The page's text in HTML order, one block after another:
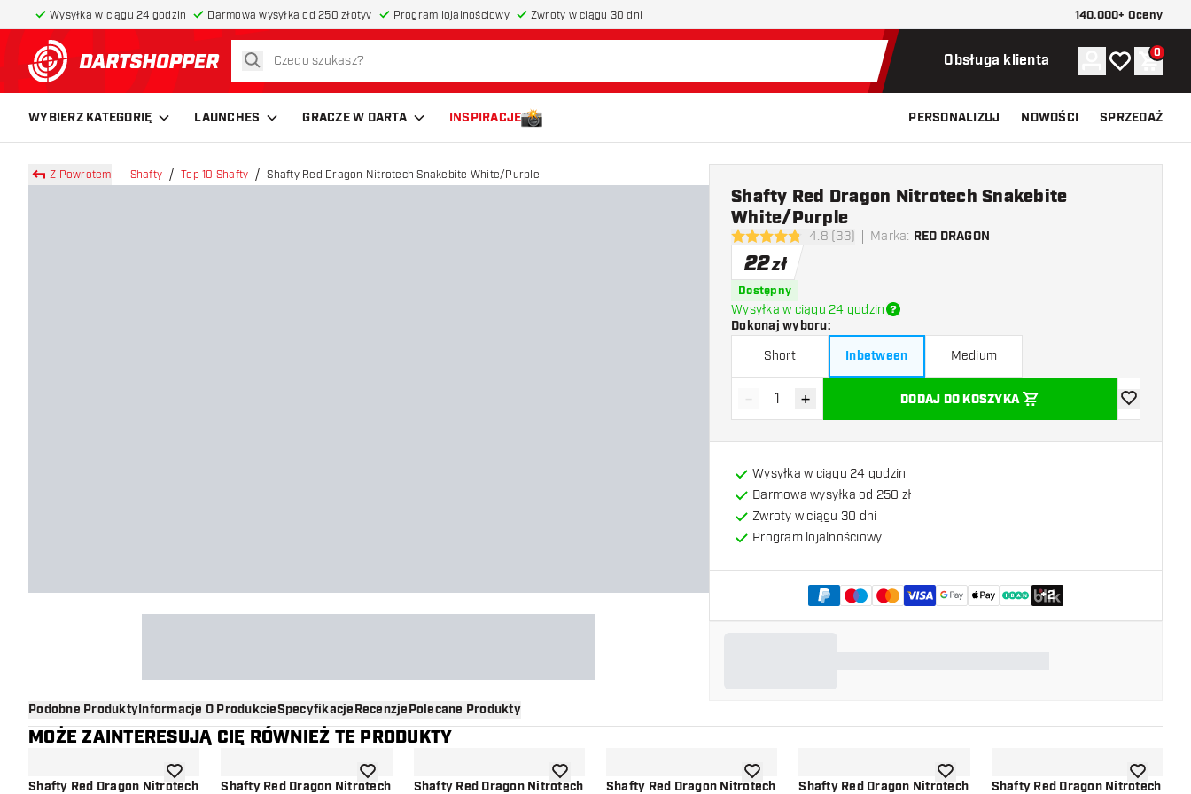
Wysyłka w ciągu 24 godzin Darmowa wysyłka od 250 złotyv Program lojalnościowy Zwroty w ciągu 30 dni 140.000+ Oceny
powrót do strony głównej
szukaj Obsługa klienta Konto
Moja listaKoszyk
0
WYBIERZ KATEGORIĘ LAUNCHES GRACZE W DARTA INSPIRACJE PERSONALIZUJ NOWOŚCI SPRZEDAŻ
Z Powrotem Shafty Top 10 Shafty Shafty Red Dragon Nitrotech Snakebite White/Purple
4.8 gwiazdki oceny
4.8 (33) Marka: RED DRAGON
Shafty Red Dragon Nitrotech Snakebite
White/Purple
22zł
Dostępny
Wysyłka w ciągu 24 godzin
Dokonaj wyboru:
Short Inbetween Medium
Zmniejsz ilość
- Zwiększ ilość
+ DODAJ DO KOSZYKA
dodaj do
Wysyłka w ciągu 24 godzin
Darmowa wysyłka od 250 zł
Zwroty w ciągu 30 dni
Program lojalnościowy
+2
Podobne ProduktyInformacje O ProdukcieSpecyfikacjeRecenzjePolecane Produkty
MOŻE ZAINTERESUJĄ CIĘ RÓWNIEŻ TE PRODUKTY
Shafty Red Dragon Nitrotechdodaj do listy życzeńShafty Red Dragon Nitrotechdodaj do listy życzeńShafty Red Dragon Nitrotechdodaj do listy życzeńShafty Red Dragon Nitrotechdodaj do listy życzeńShafty Red Dragon Nitrotechdodaj do listy życzeńShafty Red Dragon Nitrotech
dodaj do